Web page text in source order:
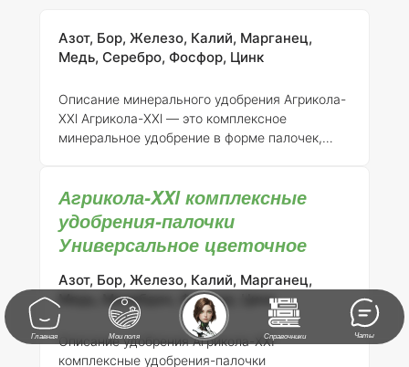
Азот, Бор, Железо, Калий, Марганец,
Медь, Серебро, Фосфор, Цинк
Описание минерального удобрения Агрикола-
XXl
минеральное удобрение в форме палочек,
Техноэкспорт», и оно зарегистрировано под
номером 046-13-2790-1, что является
заменой ранее выданного свидетельства от
29.07.2015 № 725.Состав и концентрация
элементов:
Агрикола-XXl содержит
сбалансированный набор макро- и
микроэлементов, необходимых для
полноценного роста и цветения растений.
Основные компоненты включают: - Азот (N) —
Агрикола-XXl комплексные
удобрения-палочки
Универсальное цветочное
Азот, Бор, Железо, Калий, Марганец,
Медь, Молибден, Фосфор, Цинк
Описание удобрения Агрикола-XXI
комплексные удобрения-палочки
Главная Мои поля Справочники Чаты